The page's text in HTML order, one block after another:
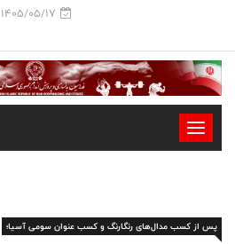
1405/05/17
-
-
-
پس از کسب مدال‌های رنگارنگ و کسب عنوان سومی آسیا؛